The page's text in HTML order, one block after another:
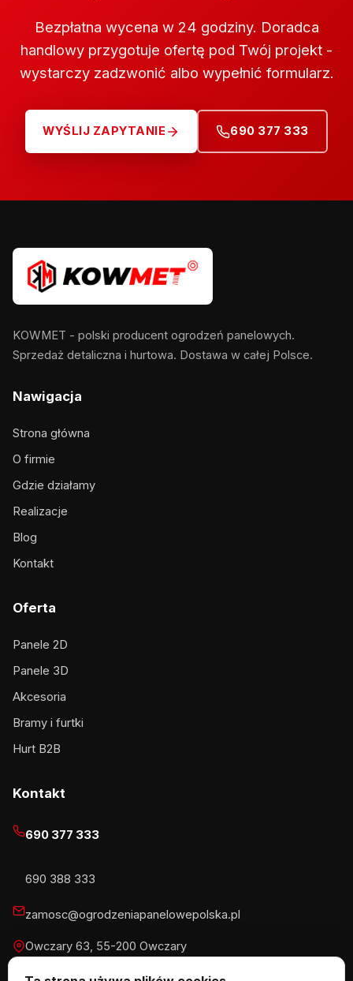
Bezpłatna wycena w 24 godziny. Doradca
handlowy przygotuje ofertę pod Twój projekt -
wystarczy zadzwonić albo wypełnić formularz.
WYŚLIJ ZAPYTANIE 690 377 333
KOWMET - polski producent ogrodzeń panelowych.
Sprzedaż detaliczna i hurtowa. Dostawa w całej Polsce.
Nawigacja
Strona główna
O firmie
Gdzie działamy
Realizacje
Blog
Kontakt
Oferta
Panele 2D
Panele 3D
Akcesoria
Bramy i furtki
Hurt B2B
Kontakt
690 377 333
690 388 333
zamosc@ogrodzeniapanelowepolska.pl
Owczary 63, 55-200 Owczary
Pn-Pt 8-16, Sb 8-13:30